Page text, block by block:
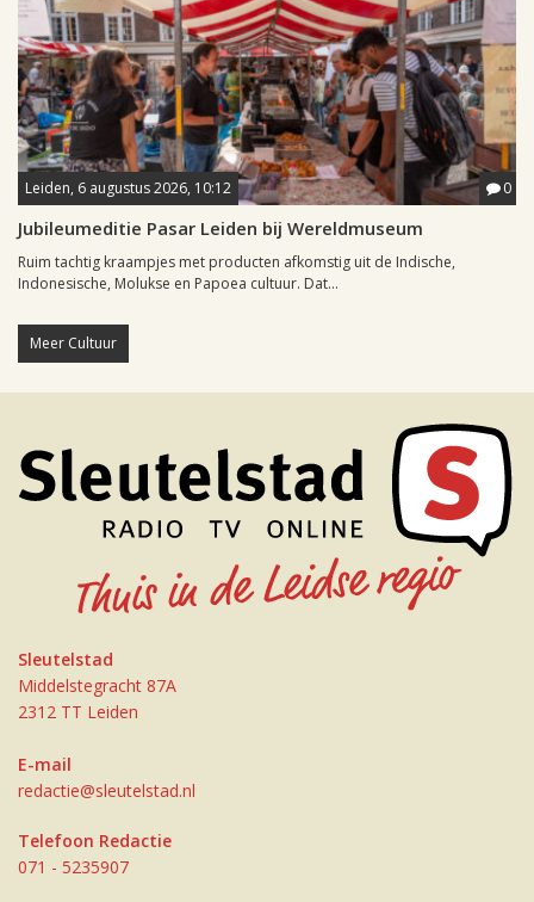
Leiden, 6 augustus 2026, 10:12 0
Jubileumeditie Pasar Leiden bij Wereldmuseum
Ruim tachtig kraampjes met producten afkomstig uit de Indische,
Indonesische, Molukse en Papoea cultuur. Dat...
Meer Cultuur
Sleutelstad
Middelstegracht 87A
2312 TT Leiden
E-mail
redactie@sleutelstad.nl
Telefoon Redactie
071 - 5235907